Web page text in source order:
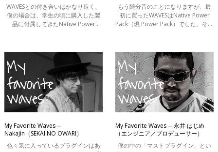
WAVESとの付き合いはかなり長く、
僕の場合は、学生の頃に購入した製
品に付属してきたNative Power
ではMercury、SSL4000 Collection、
そしてAbbe
もう随分昔のことになりますが、最
初に買ったWAVESはNative Power
Pack（現 Power Pack）でした。そこ
AbbeyRoad Collection、SSL4000
Collectionを持
My Favorite Waves ─
Nakajin（SEKAI NO OWARI）
色々気に入っているプラグインはあ
My Favorite Waves ─ 永井 はじめ
（エンジニア／プロデューサー）
僕の中の「マストプラグイン」とい